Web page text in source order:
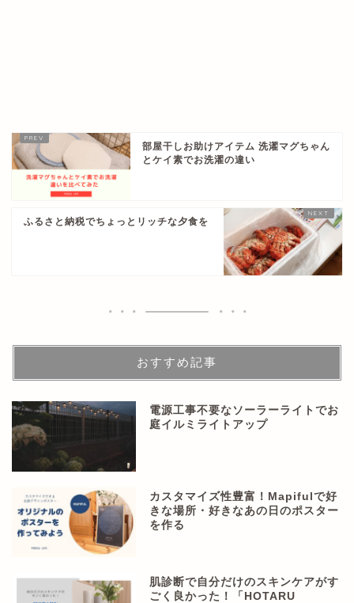
部屋干しお助けアイテム 洗濯マグちゃん
とケイ素でお洗濯の違い
ふるさと納税でちょっとリッチな夕食を
おすすめ記事
電源工事不要なソーラーライトでお
庭イルミライトアップ
カスタマイズ性豊富！Mapifulで好
きな場所・好きなあの日のポスター
を作る
肌診断で自分だけのスキンケアがす
ごく良かった！「HOTARU